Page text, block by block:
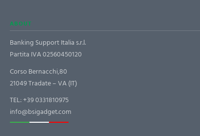
ABOUT
Banking Support Italia s.r.l.
Partita IVA 02560450120
Corso Bernacchi,80
21049 Tradate – VA (IT)
TEL:+39 0331810975
info@bsigadget.com